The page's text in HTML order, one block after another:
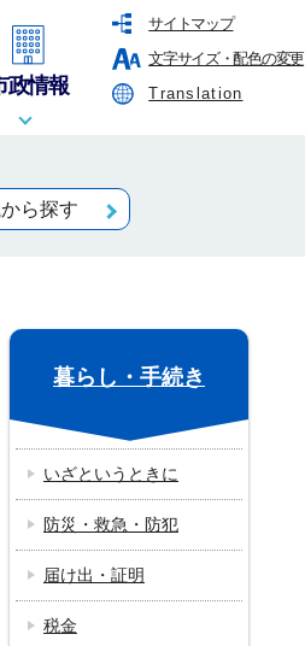
サイトマップ
文字サイズ・配色の変更
Translation
政情報
ら探す
暮らし・手続き
いざというときに
防災・救急・防犯
届け出・証明
税金